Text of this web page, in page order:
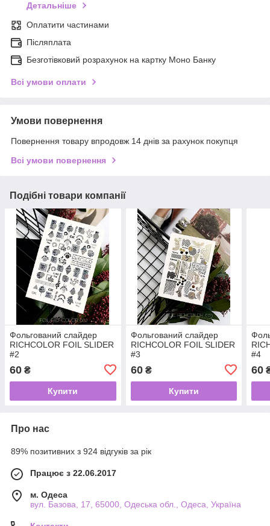
Детальніше
Оплатити частинами
Післяплата
Безготівковий розрахунок на картку Моно Банку
Всі умови оплати
Умови повернення
Повернення товару впродовж 14 днів за рахунок покупця
Всі умови повернення
Подібні товари компанії
Фольгований слайдер
RICHCOLOR FOIL SLIDER
#2
60 ₴
Купити
Фольгований слайдер
RICHCOLOR FOIL SLIDER
#3
60₴
Купити
#4
60
Про нас
89% позитивних з 924 відгуків за рік
Працює з 22.06.2017
м. Одеса
вул. Базова, 17, 65000, Одеська обл., Одеса, Україна